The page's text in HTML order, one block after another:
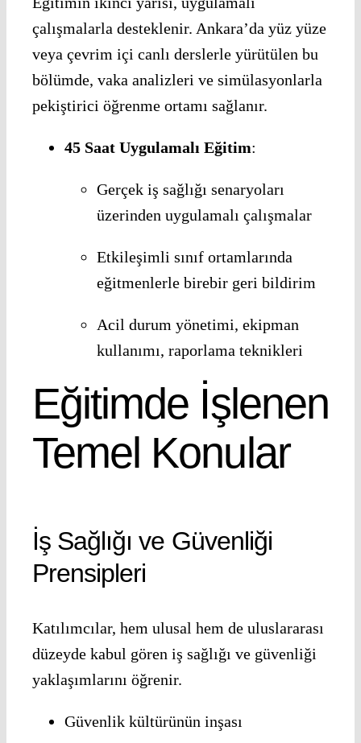
çalışmalarla desteklenir. Ankara’da yüz yüze
veya çevrim içi canlı derslerle yürütülen bu
bölümde, vaka analizleri ve simülasyonlarla
pekiştirici öğrenme ortamı sağlanır.
45 Saat Uygulamalı Eğitim:
Gerçek iş sağlığı senaryoları
üzerinden uygulamalı çalışmalar
Etkileşimli sınıf ortamlarında
eğitmenlerle birebir geri bildirim
Acil durum yönetimi, ekipman
kullanımı, raporlama teknikleri
Eğitimde İşlenen
Temel Konular
İş Sağlığı ve Güvenliği
Prensipleri
Katılımcılar, hem ulusal hem de uluslararası
düzeyde kabul gören iş sağlığı ve güvenliği
yaklaşımlarını öğrenir.
Güvenlik kültürünün inşası